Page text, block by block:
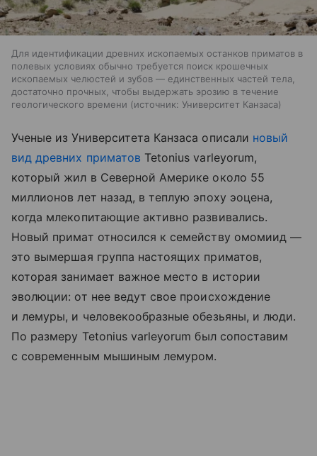
Для идентификации древних ископаемых останков приматов в
полевых условиях обычно требуется поиск крошечных
ископаемых челюстей и зубов — единственных частей тела,
достаточно прочных, чтобы выдержать эрозию в течение
геологического времени
источник: Университет Канзаса
Ученые из Университета Канзаса описали новый
вид древних приматов Tetonius varleyorum,
который жил в Северной Америке около 55
миллионов лет назад, в теплую эпоху эоцена,
когда млекопитающие активно развивались.
Новый примат относился к семейству омомиид —
это вымершая группа настоящих приматов,
которая занимает важное место в истории
эволюции: от нее ведут свое происхождение
и лемуры, и человекообразные обезьяны, и люди.
По размеру Tetonius varleyorum был сопоставим
с современным мышиным лемуром.